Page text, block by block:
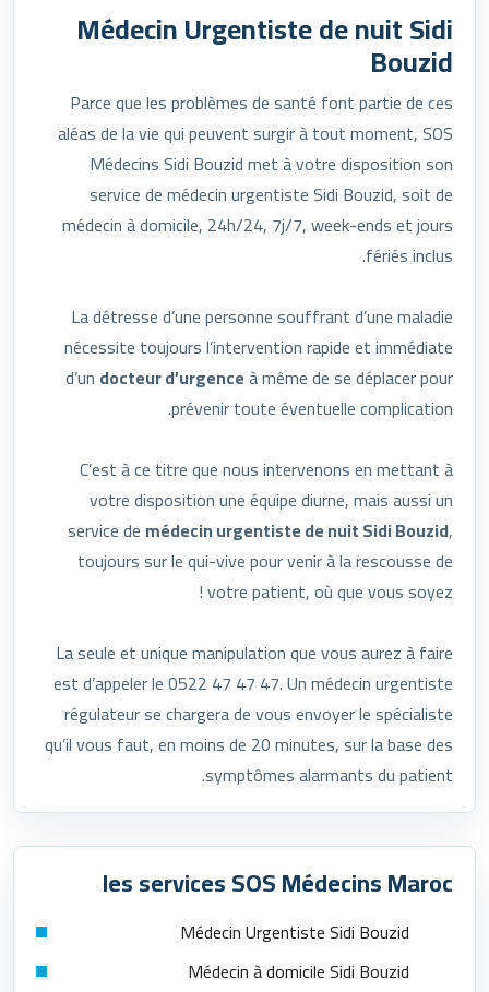
Médecin Urgentiste de nuit Sidi
Bouzid
Parce que les problèmes de santé font partie de ces
aléas de la vie qui peuvent surgir à tout moment, SOS
Médecins Sidi Bouzid met à votre disposition son
service de médecin urgentiste Sidi Bouzid, soit de
médecin à domicile, 24h/24, 7j/7, week-ends et jours
fériés inclus.
La détresse d’une personne souffrant d’une maladie
nécessite toujours l’intervention rapide et immédiate
d’un docteur d’urgenceà même de se déplacer pour
prévenir toute éventuelle complication.
C’est à ce titre que nous intervenons en mettant à
votre disposition une équipe diurne, mais aussi un
service de médecin urgentiste de nuit Sidi Bouzid,
toujours sur le qui-vive pour venir à la rescousse de
votre patient, où que vous soyez !
La seule et unique manipulation que vous aurez à faire
est d’appeler le 0522 47 47 47. Un médecin urgentiste
régulateur se chargera de vous envoyer le spécialiste
qu’il vous faut, en moins de 20 minutes, sur la base des
symptômes alarmants du patient.
les services SOS Médecins Maroc
Médecin Urgentiste Sidi Bouzid
Médecin à domicile Sidi Bouzid